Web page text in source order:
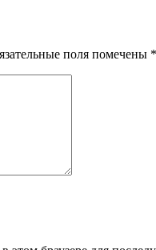
поля помечены *